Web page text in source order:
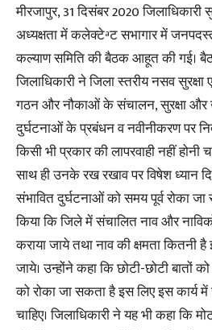
मीरजापुर, 31 दिसंबर 2020
अध्यक्षता में कलेक्टेªट सभागार में
कल्याण समिति की बैठक आहूत की गई।
जिलाधिकारी ने जिला स्तरीय नसव
गठन और नौकाओं के संचालन, सुरक्षा
दुर्घटनाओं के प्रबंधन व नवीनीकरण पर
किसी भी प्रकार की लापरवाही नहीं
साथ ही उनके रख रखाव पर विषेश ध्यान
संभावित दुर्घटनाओं को समय पूर्व रोका जा
किया कि जिले में संचालित नाव और
कराया जाये तथा नाव की क्षमता कितनी
जाये। उन्होंने कहा कि छोटी-छोटी बातों
को रोका जा सकता है इस लिए इस कार्य में
चाहिए। जिलाधिकारी ने यह भी कहा कि